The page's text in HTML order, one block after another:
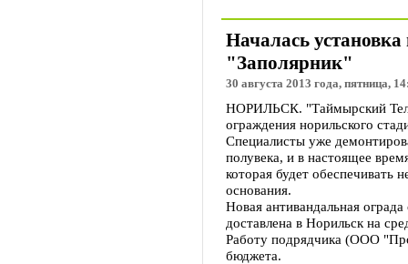
Началась
"Заполярник"
30 августа 2013 года, пятница,
НОРИЛЬСК. "Таймырский
ограждения норильского
Специалисты уже
полувека, и в настоящее
которая будет обеспечивать
основания.
Новая антивандальная
доставлена в Норильск на
Работу подрядчика (ООО
бюджета.